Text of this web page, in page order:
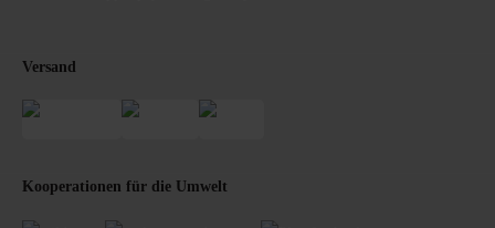
Versand
Kooperationen für die Umwelt